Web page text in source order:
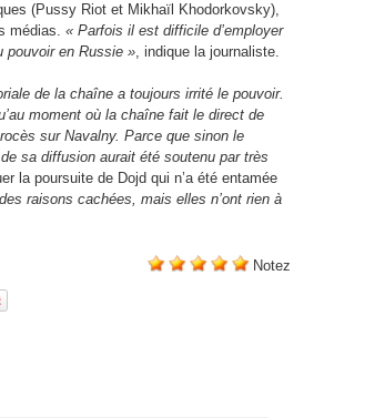
(Pussy Riot et Mikhaïl Khodorkovsky),
médias. « Parfois il est difficile d’employer
pouvoir en Russie », indique la journaliste.
de la chaîne a toujours irrité le pouvoir.
moment où la chaîne fait le direct de
sur Navalny. Parce que sinon le
sa diffusion aurait été soutenu par très
la poursuite de Dojd qui n’a été entamée
raisons cachées, mais elles n’ont rien à
Notez